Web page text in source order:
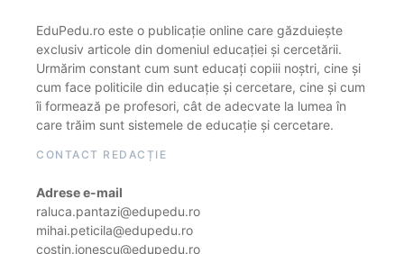
EduPedu.ro este o publicație online care găzduiește
exclusiv articole din domeniul educației și cercetării.
Urmărim constant cum sunt educați copiii noștri, cine și
cum face politicile din educație și cercetare, cine și cum
îi formează pe profesori, cât de adecvate la lumea în
care trăim sunt sistemele de educație și cercetare.
CONTACT REDACȚIE
Adrese e-mail
raluca.pantazi@edupedu.ro
mihai.peticila@edupedu.ro
costin.ionescu@edupedu.ro